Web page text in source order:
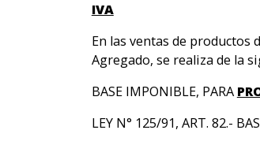
IVA
En las ventas de productos
Agregado, se realiza de la
BASE IMPONIBLE, PARA
LEY N° 125/91, ART. 82.-